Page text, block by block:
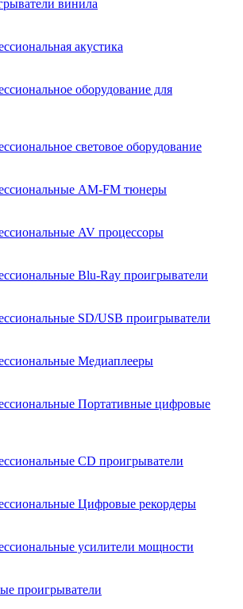
винила
акустика
оборудование для
световое оборудование
AM-FM тюнеры
AV процессоры
Blu-Ray проигрыватели
SD/USB проигрыватели
Медиаплееры
Портативные цифровые
СD проигрыватели
Цифровые рекордеры
усилители мощности
проигрыватели